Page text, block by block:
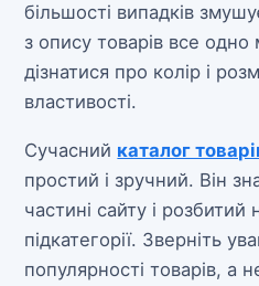
більшості випадків
з опису товарів все
дізнатися про колір і
властивості.
Сучасний каталог
простий і зручний. Він
частині сайту і розбитий
підкатегорії. Зверніть
популярності товарів, а